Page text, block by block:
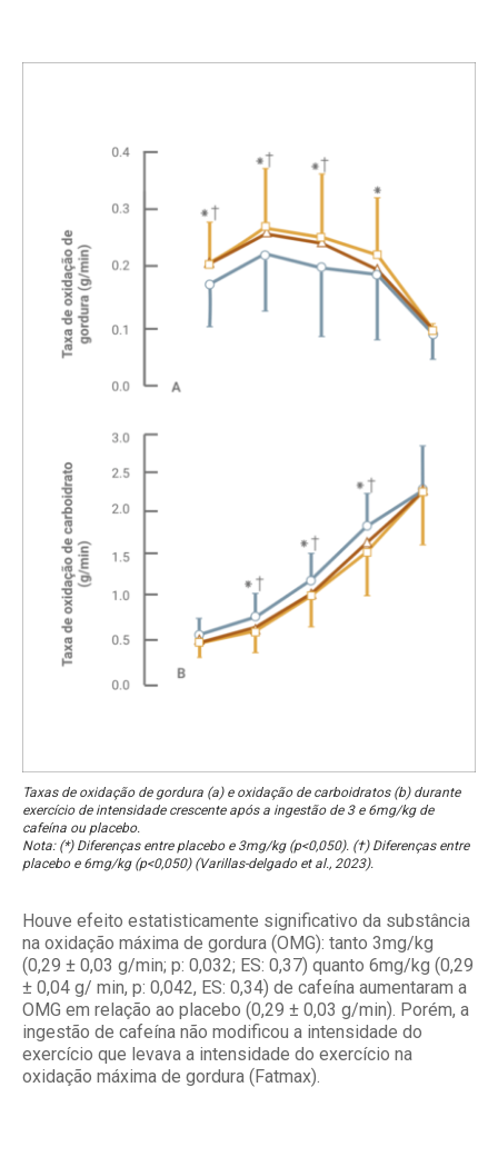
Taxas de oxidação de gordura (a) e oxidação de carboidratos (b) durante
exercício de intensidade crescente após a ingestão de 3 e 6mg/kg de
cafeína ou placebo.
Nota: (*) Diferenças entre placebo e 3mg/kg (p<0,050). (†) Diferenças entre
placebo e 6mg/kg (p<0,050) (Varillas-delgado et al., 2023).
Houve efeito estatisticamente significativo da substância
na oxidação máxima de gordura (OMG): tanto 3mg/kg
(0,29 ± 0,03 g/min; p: 0,032; ES: 0,37) quanto 6mg/kg (0,29
± 0,04 g/ min, p: 0,042, ES: 0,34) de cafeína aumentaram a
OMG em relação ao placebo (0,29 ± 0,03 g/min). Porém, a
ingestão de cafeína não modificou a intensidade do
exercício que levava a intensidade do exercício na
oxidação máxima de gordura (Fatmax).